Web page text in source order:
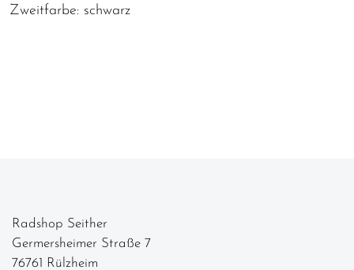
Zweitfarbe: schwarz
Radshop Seither
Germersheimer Straße 7
76761 Rülzheim